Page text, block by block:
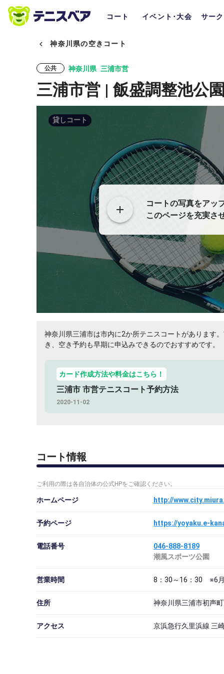
コート イベント･大会 サー
神奈川県の空きコート
公共 神奈川県 三浦市営
三浦市営 | 飯盛調整池公
コートの写真をアッ
このページを充実さ
貸しコート
神奈川県三浦市は市内に2か所テニスコートがあります
き、空き予約も早期に申込みできるのでおすすめです。
カード作成方法や料金はこちら！
三浦市 市営テニスコート予約方法
2020-11-02
コート情報
ご利用の際は各自治体の公式HPをご確認ください。
ホームページ http://
予約ページ https://yoyaku.e-
電話番号
046-888-8189
潮風スポーツ公園
営業時間 8：30～16：30 ※6
住所 神奈川県三浦市初声
アクセス 京浜急行久里浜線 三